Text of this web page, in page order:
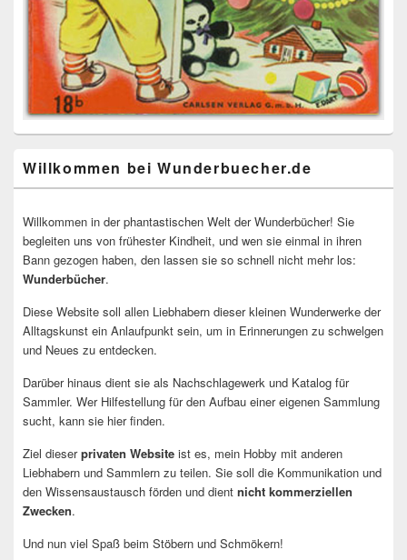
Willkommen bei Wunderbuecher.de
Willkommen in der phantastischen Welt der Wunderbücher! Sie
begleiten uns von frühester Kindheit, und wen sie einmal in ihren
Bann gezogen haben, den lassen sie so schnell nicht mehr los:
Wunderbücher.
Diese Website soll allen Liebhabern dieser kleinen Wunderwerke der
Alltagskunst ein Anlaufpunkt sein, um in Erinnerungen zu schwelgen
und Neues zu entdecken.
Darüber hinaus dient sie als Nachschlagewerk und Katalog für
Sammler. Wer Hilfestellung für den Aufbau einer eigenen Sammlung
sucht, kann sie hier finden.
Ziel dieserprivaten Website ist es, mein Hobby mit anderen
Liebhabern und Sammlern zu teilen. Sie soll die Kommunikation und
den Wissensaustausch förden und dient nicht kommerziellen
Zwecken.
Und nun viel Spaß beim Stöbern und Schmökern!